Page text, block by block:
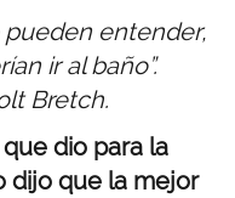
pueden entender,
ir al baño”.
Bretch.
dio para la
dijo que la mejor